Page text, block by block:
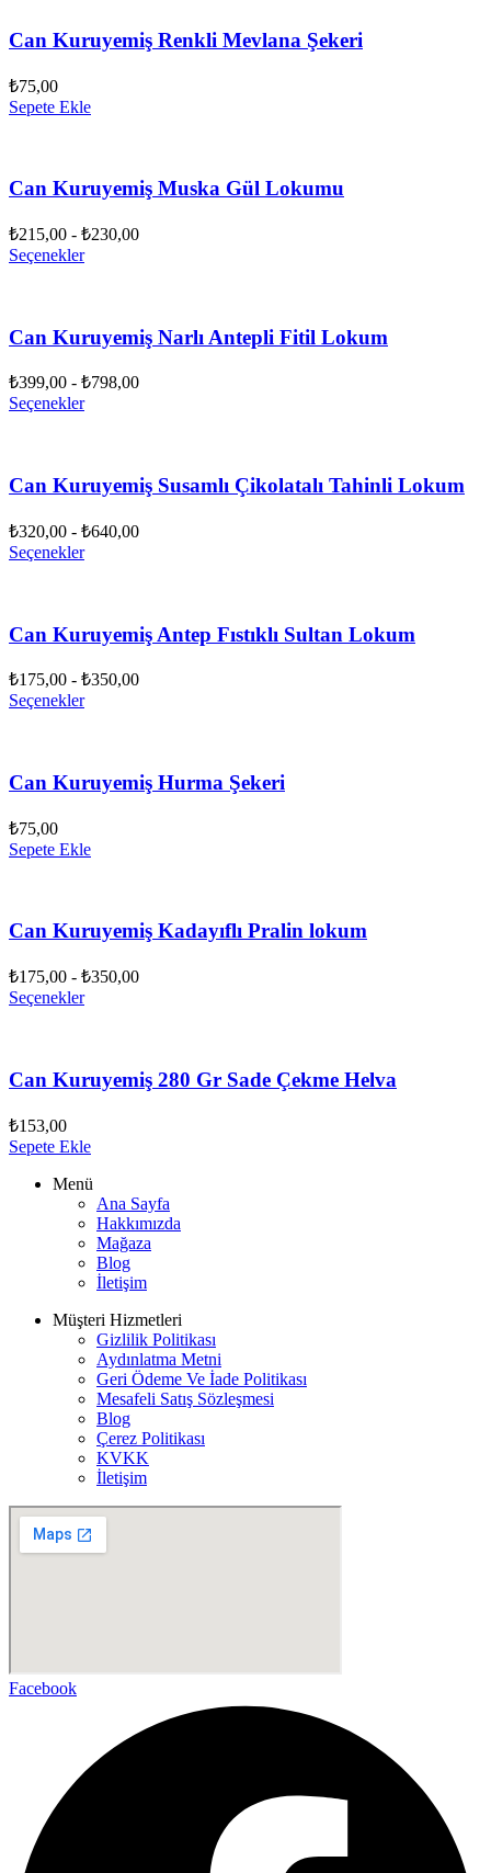
Can Kuruyemiş Renkli Mevlana Şekeri
₺75,00
Sepete Ekle
Can Kuruyemiş Muska Gül Lokumu
₺215,00 - ₺230,00
Seçenekler
Can Kuruyemiş Narlı Antepli Fitil Lokum
₺399,00 - ₺798,00
Seçenekler
Can Kuruyemiş Susamlı Çikolatalı Tahinli Lokum
₺320,00 - ₺640,00
Seçenekler
Can Kuruyemiş Antep Fıstıklı Sultan Lokum
₺175,00 - ₺350,00
Seçenekler
Can Kuruyemiş Hurma Şekeri
₺75,00
Sepete Ekle
Can Kuruyemiş Kadayıflı Pralin lokum
₺175,00 - ₺350,00
Seçenekler
Can Kuruyemiş 280 Gr Sade Çekme Helva
₺153,00
Sepete Ekle
Menü
Ana Sayfa
Hakkımızda
Mağaza
Blog
İletişim
Müşteri Hizmetleri
Gizlilik Politikası
Aydınlatma Metni
Geri Ödeme Ve İade Politikası
Mesafeli Satış Sözleşmesi
Blog
Çerez Politikası
KVKK
İletişim
Facebook